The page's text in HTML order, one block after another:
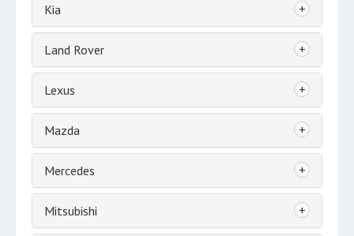
Kia +
Land Rover +
Lexus +
Mazda +
Mercedes +
Mitsubishi +